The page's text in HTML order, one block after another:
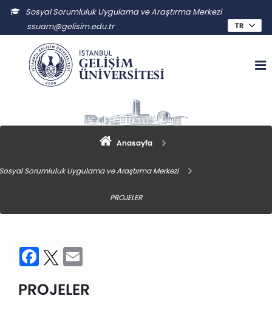
Sosyal Sorumluluk Uygulama ve Araştırma Merkezi
ssuam@gelisim.edu.tr
Anasayfa
Sorumluluk Uygulama ve Araştırma Merkezi
PROJELER
Facebook
Twitter
PROJELER